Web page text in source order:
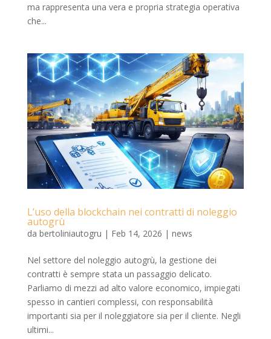
ma rappresenta una vera e propria strategia operativa
che...
L’uso della blockchain nei contratti di noleggio
autogrù
da bertoliniautogru | Feb 14, 2026 | news
Nel settore del noleggio autogrù, la gestione dei
contratti è sempre stata un passaggio delicato.
Parliamo di mezzi ad alto valore economico, impiegati
spesso in cantieri complessi, con responsabilità
importanti sia per il noleggiatore sia per il cliente. Negli
ultimi...